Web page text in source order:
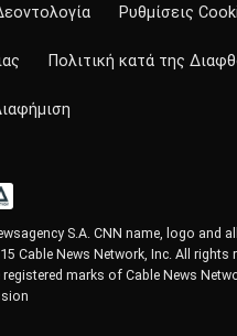
Ρυθμίσεις
Πολιτική κατά της
S.A. CNN name, logo and
Cable News Network, Inc. All rights
marks of Cable News